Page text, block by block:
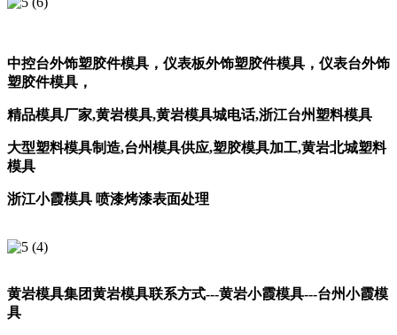
中控台外饰塑胶件模具， 仪表板外饰塑胶件模具， 仪表台外饰
塑胶件模具，
精品模具厂家,黄岩模具,黄岩模具城电话,浙江台州塑料模具
大型塑料模具制造,台州模具供应,塑胶模具加工,黄岩北城塑料
模具
浙江小霞模具 喷漆烤漆表面处理
黄岩模具集团黄岩模具联系方式---黄岩小霞模具---台州小霞模
具